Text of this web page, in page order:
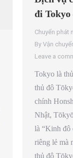
đi Tokyo
Chuyển phát
By Vận
Leave a
Tokyo là
thủ đô
chính
Nhật,
là “Kinh đô
riêng lẻ mà
thủ đô